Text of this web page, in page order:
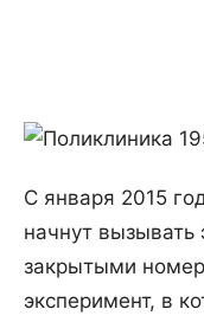
С января 2015
начнут
закрытыми
эксперимент, в